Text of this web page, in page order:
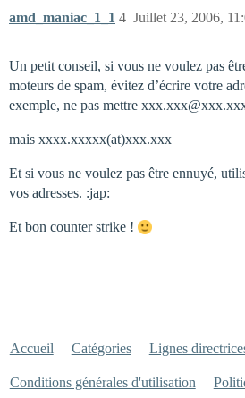
amd_maniac_1_1 Juillet 23, 2006,
4
Un petit conseil, si vous ne voulez pas
moteurs de spam, évitez d’écrire votre
exemple, ne pas mettre
mais xxxx.xxxxx(at)xxx.xxx
Et si vous ne voulez pas être ennuyé,
vos adresses. :jap:
Et bon counter strike !
Accueil Catégories Lignes
Conditions générales d'utilisation